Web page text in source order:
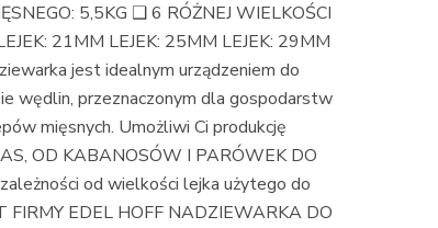
5,5KG ❑ 6 RÓŻNEJ WIELKOŚCI
21MM LEJEK: 25MM LEJEK: 29MM
jest idealnym urządzeniem do
wędlin, przeznaczonym dla gospodarstw
mięsnych. Umożliwi Ci produkcję
OD KABANOSÓW I PARÓWEK DO
od wielkości lejka użytego do
FIRMY EDEL HOFF NADZIEWARKA DO